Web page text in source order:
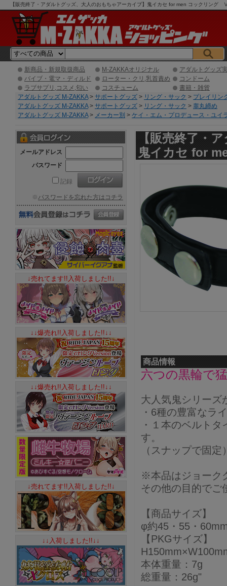
【販売終了・アダルトグッズ、大人のおもちゃアーカイブ】鬼イカセ for men コックリン
ピング】
新商品・新規取扱商品 M-ZAKKAオリジナル
アダルトグッズ
バイブ・電マ・ディルド
ローター・クリ,乳首責め
コンドーム
ラブサプリ,コスメ,匂い
コスチューム
書籍・雑貨
アダルトグッズ M-ZAKKA> サポートグッズ > リング・サック > プレイリン
アダルトグッズ M-ZAKKA> サポートグッズ > リング・サック > 睾丸締め
アダルトグッズ M-ZAKKA> メーカー別 > ケイ・エム・プロデュース・ユイ
【販売終了・
鬼イカセ for
商品情報
六つの黒輪で
大人気鬼シリーズ
・6種の豊富なラ
・１本のベルト
す。
（スナップで固定
※本品はジョーク
その他の目的でご
【商品サイズ】
φ約45・55・
【PKGサイズ】
本体重量：7g
総重量：26g"
メールアドレス
パスワード
記録
※パスワードを忘れた方はコチラ
↓売れてます!!入荷しました!!↓
↓↓爆売れ!!入荷しました!!↓↓
↓↓爆売れ!!入荷しました!!↓↓
↓売れてます!!入荷しました!!↓
↓↓入荷しました!!↓↓